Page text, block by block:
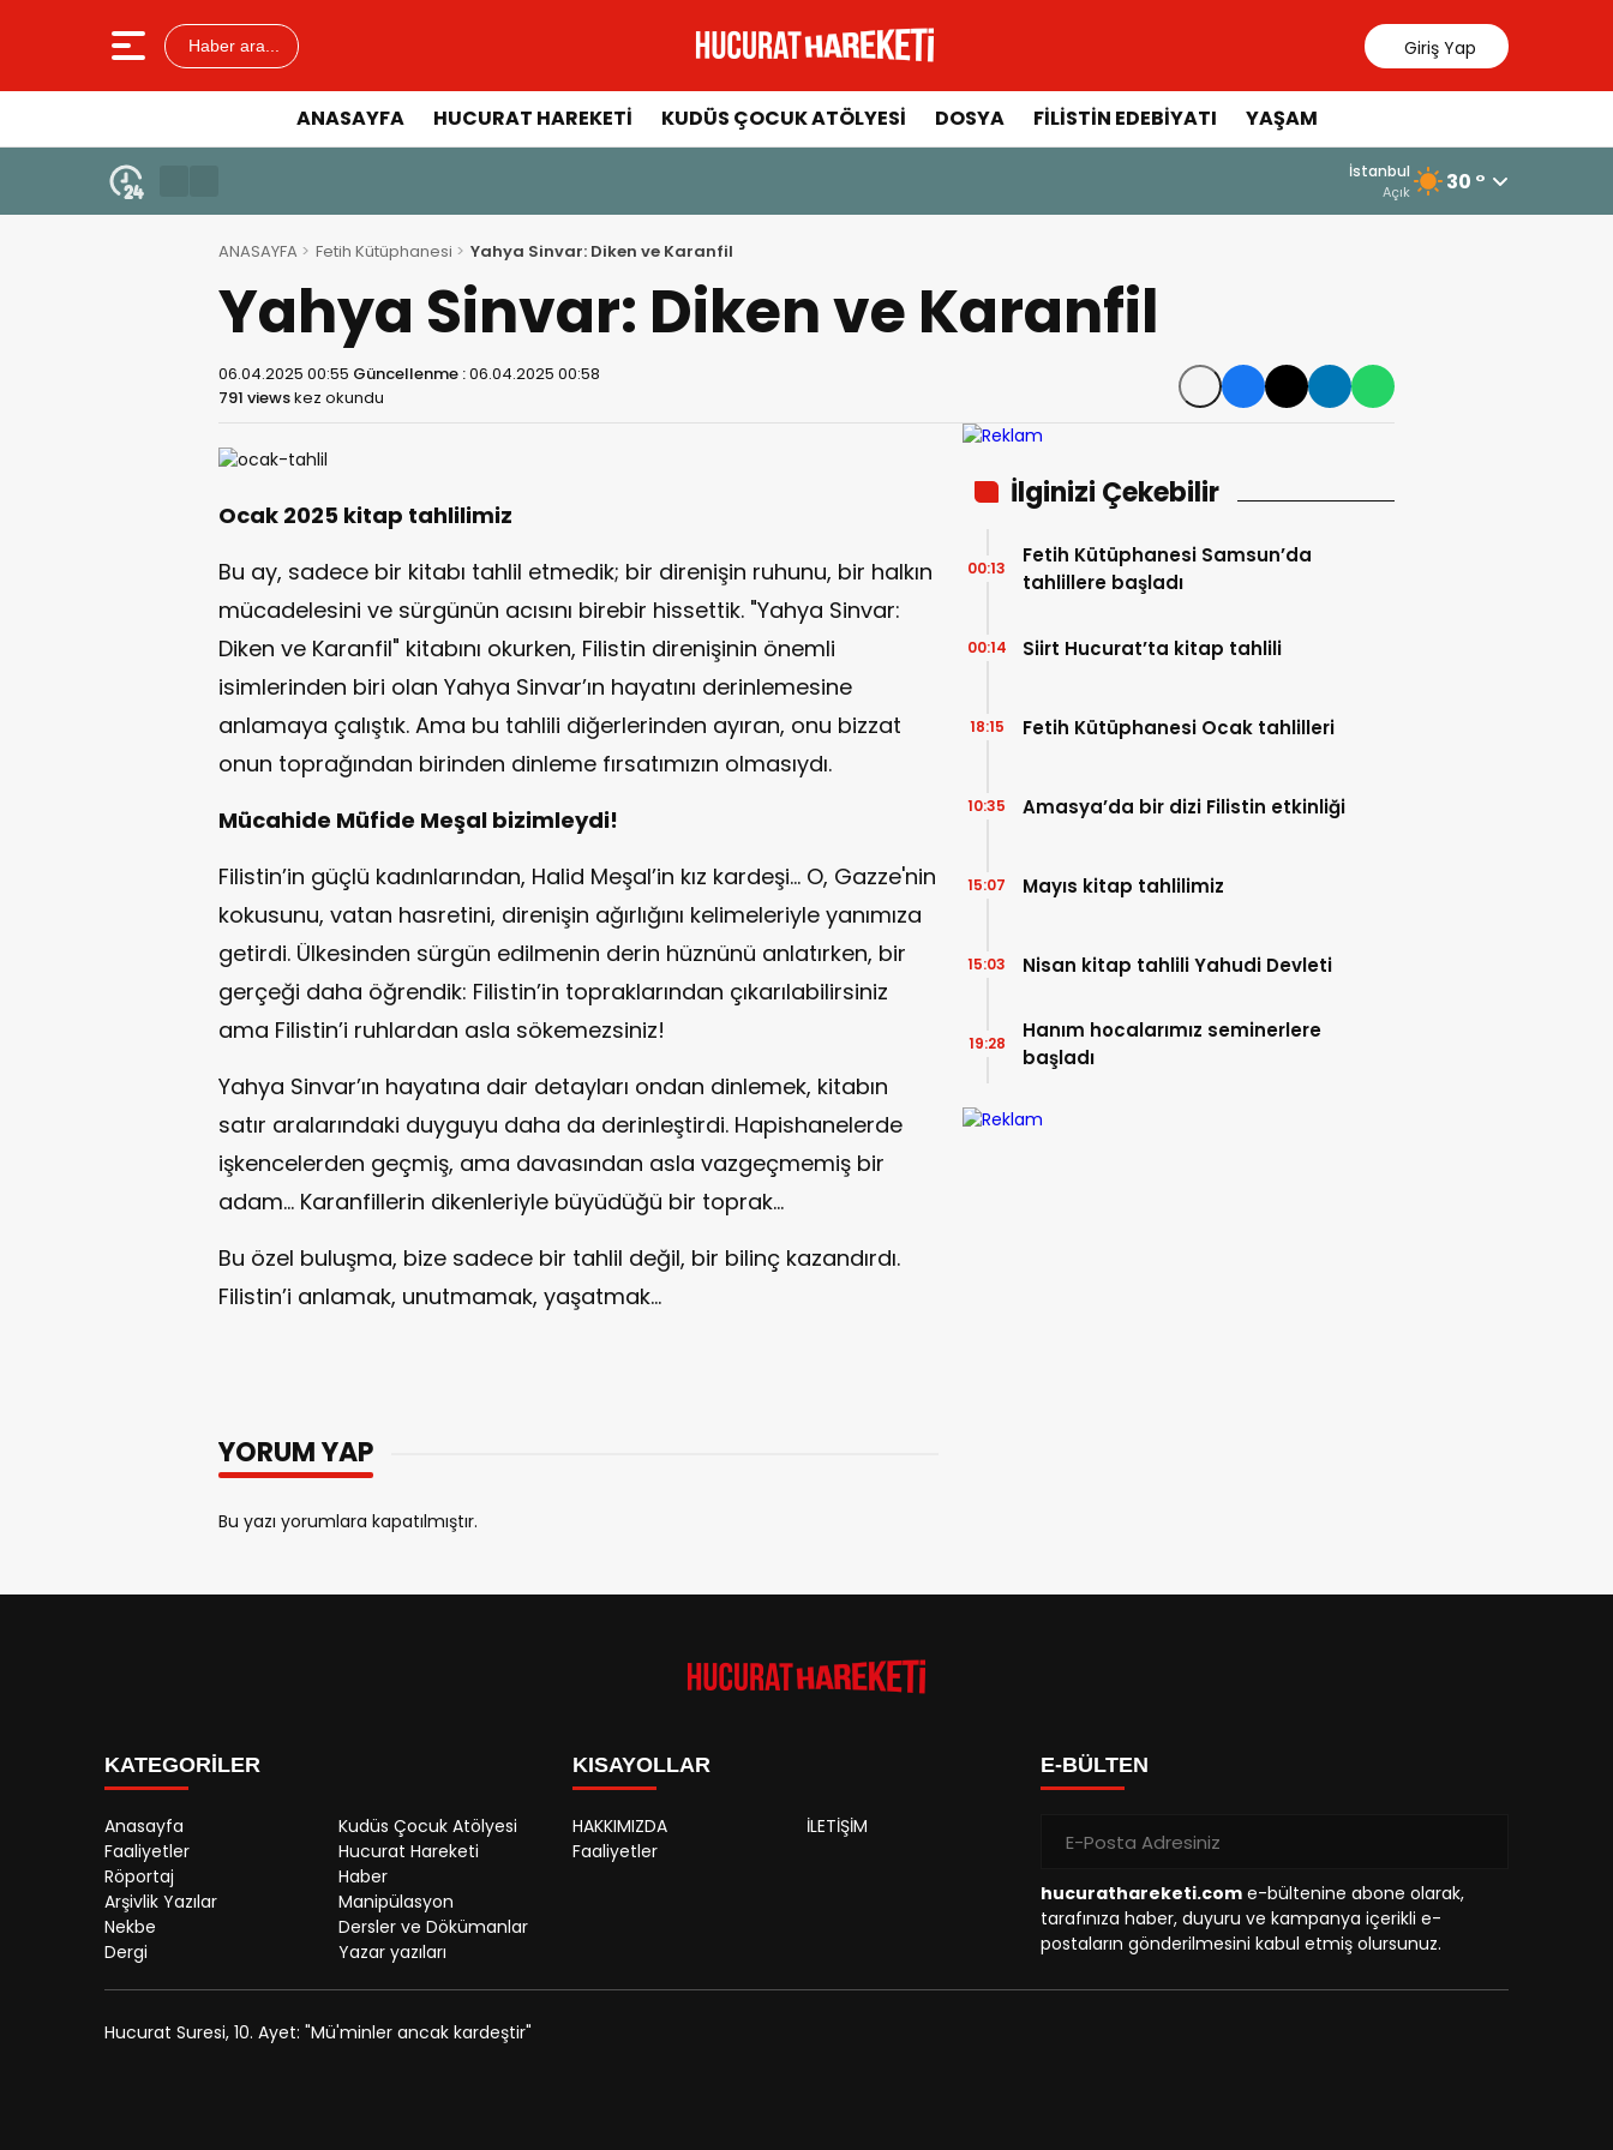
Haber ara... Giriş Yap
ANASAYFA HUCURAT HAREKETI KUDÜS ÇOCUK ATÖLYESI DOSYA FILISTIN EDEBIYATI YAŞAM
İstanbul
Açık 30 °
ANASAYFA Fetih Kütüphanesi Yahya Sinvar: Diken ve Karanfil
Yahya Sinvar: Diken ve Karanfil
06.04.2025 00:55 Güncellenme :06.04.2025 00:58
791 viewskez okundu
Ocak 2025 kitap tahlilimiz
Bu ay, sadece bir kitabı tahlil etmedik; bir direnişin ruhunu, bir halkın
mücadelesini ve sürgünün acısını birebir hissettik. "Yahya Sinvar:
Diken ve Karanfil" kitabını okurken, Filistin direnişinin önemli
isimlerinden biri olan Yahya Sinvar’ın hayatını derinlemesine
anlamaya çalıştık. Ama bu tahlili diğerlerinden ayıran, onu bizzat
onun toprağından birinden dinleme fırsatımızın olmasıydı.
Mücahide Müfide Meşal bizimleydi!
Filistin’in güçlü kadınlarından, Halid Meşal’in kız kardeşi… O, Gazze'nin
kokusunu, vatan hasretini, direnişin ağırlığını kelimeleriyle yanımıza
getirdi. Ülkesinden sürgün edilmenin derin hüznünü anlatırken, bir
gerçeği daha öğrendik: Filistin’in topraklarından çıkarılabilirsiniz
ama Filistin’i ruhlardan asla sökemezsiniz!
Yahya Sinvar’ın hayatına dair detayları ondan dinlemek, kitabın
satır aralarındaki duyguyu daha da derinleştirdi. Hapishanelerde
işkencelerden geçmiş, ama davasından asla vazgeçmemiş bir
adam… Karanfillerin dikenleriyle büyüdüğü bir toprak…
Bu özel buluşma, bize sadece bir tahlil değil, bir bilinç kazandırdı.
Filistin’i anlamak, unutmamak, yaşatmak…
YORUM YAP
Bu yazı yorumlara kapatılmıştır.
İlginizi Çekebilir
Fetih Kütüphanesi Samsun’da
tahlillere başladı
00:13
Siirt Hucurat’ta kitap tahlili
00:14
Fetih Kütüphanesi Ocak tahlilleri
18:15
Amasya’da bir dizi Filistin etkinliği
10:35
Mayıs kitap tahlilimiz
15:07
Nisan kitap tahlili Yahudi Devleti
15:03
Hanım hocalarımız seminerlere
başladı
19:28
KATEGORİLER
Anasayfa
Kudüs Çocuk Atölyesi
Faaliyetler
Hucurat Hareketi
Röportaj
Haber
Arşivlik Yazılar
Manipülasyon
Nekbe
Dersler ve Dökümanlar
Dergi
Yazar yazıları
KISAYOLLAR
HAKKIMIZDA
İLETİŞİM
Faaliyetler
E-BÜLTEN
hucurathareketi.com e-bültenine abone olarak,
tarafınıza haber, duyuru ve kampanya içerikli e-
postaların gönderilmesini kabul etmiş olursunuz.
Hucurat Suresi, 10. Ayet: "Mü'minler ancak kardeştir"